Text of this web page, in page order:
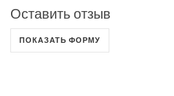
Оставить отзыв
ПОКАЗАТЬ ФОРМУ